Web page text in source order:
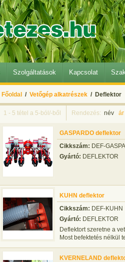
Szolgáltatások Kapcsolat
Főoldal / Vetőgép alkatrészek / Deflektor
1 - 5 tétel a 5-ból/-ből Rendezés: név ár
GASPARDO deflektor
Cikkszám: DEF-
Gyártó: DEFLEKTOR
KUHN deflektor
Cikkszám: DEF-KUHN
Gyártó: DEFLEKTOR
Deflektort szeretne a
Most befektetés nélkül
KVERNELAND